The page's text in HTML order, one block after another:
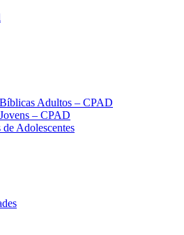
Adultos – CPAD
– CPAD
Adolescentes